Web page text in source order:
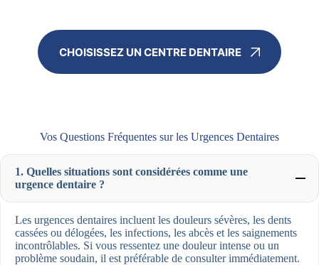
CHOISISSEZ UN CENTRE DENTAIRE
Vos Questions Fréquentes sur les Urgences Dentaires
1. Quelles situations sont considérées comme une
urgence dentaire ?
Les urgences dentaires incluent les douleurs sévères, les dents
cassées ou délogées, les infections, les abcès et les saignements
incontrôlables. Si vous ressentez une douleur intense ou un
problème soudain, il est préférable de consulter immédiatement.